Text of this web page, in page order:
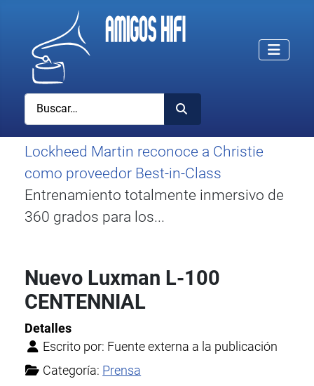
Buscar
Lockheed Martin reconoce a Christie
como proveedor Best-in-Class
Entrenamiento totalmente inmersivo de
360 grados para los...
Nuevo Luxman L-100
CENTENNIAL
Detalles
Escrito por: Fuente externa a la publicación
Categoría: Prensa